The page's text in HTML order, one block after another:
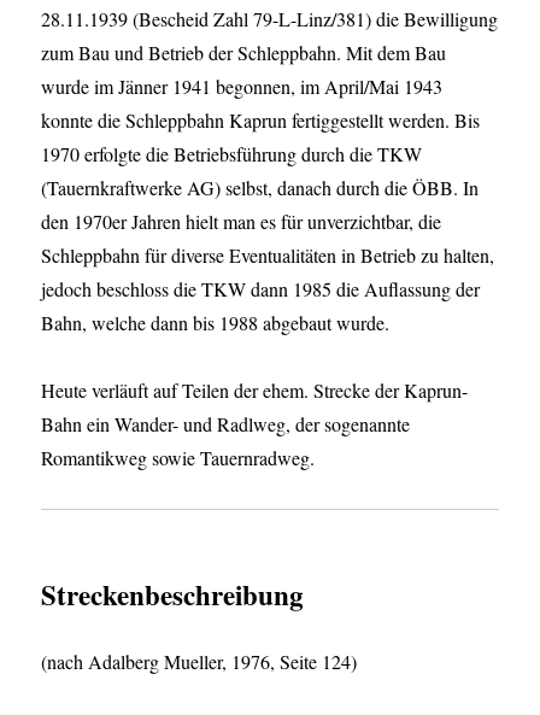
28.11.1939 (Bescheid Zahl 79-L-Linz/381) die Bewilligung
zum Bau und Betrieb der Schleppbahn. Mit dem Bau
wurde im Jänner 1941 begonnen, im April/Mai 1943
konnte die Schleppbahn Kaprun fertiggestellt werden. Bis
1970 erfolgte die Betriebsführung durch die TKW
(Tauernkraftwerke AG) selbst, danach durch die ÖBB. In
den 1970er Jahren hielt man es für unverzichtbar, die
Schleppbahn für diverse Eventualitäten in Betrieb zu halten,
jedoch beschloss die TKW dann 1985 die Auflassung der
Bahn, welche dann bis 1988 abgebaut wurde.
Heute verläuft auf Teilen der ehem. Strecke der Kaprun-
Bahn ein Wander- und Radlweg, der sogenannte
Romantikweg sowie Tauernradweg.
Streckenbeschreibung
(nach Adalberg Mueller, 1976, Seite 124)